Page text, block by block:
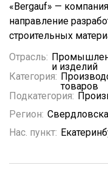
«Bergauf» —
направление
строительных
Отрасль:
и изделий
Категория:
товаров
Подкатегория:
Регион:
Нас. пункт: